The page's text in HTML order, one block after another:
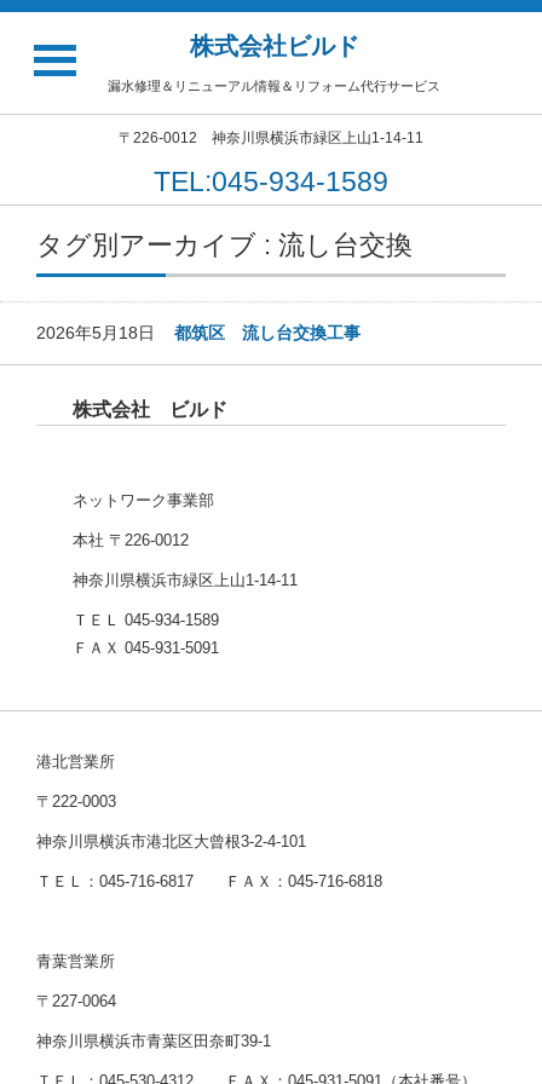
株式会社ビルド
漏水修理＆リニューアル情報＆リフォーム代行サービス
〒226-0012 神奈川県横浜市緑区上山1-14-11
TEL:045-934-1589
タグ別アーカイブ : 流し台交換
2026年5月18日 都筑区 流し台交換工事
株式会社 ビルド
ネットワーク事業部
本社 〒226-0012
神奈川県横浜市緑区上山1-14-11
ＴＥＬ 045-934-1589
ＦＡＸ 045-931-5091
港北営業所
〒222-0003
神奈川県横浜市港北区大曾根3-2-4-101
ＴＥＬ：045-716-6817 ＦＡＸ：045-716-6818
青葉営業所
〒227-0064
神奈川県横浜市青葉区田奈町39-1